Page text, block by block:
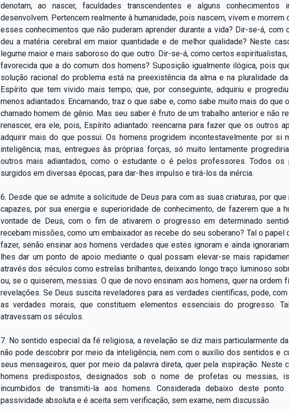
denotam, ao nascer, faculdades transcendentes e alguns conhecimentos
desenvolvem. Pertencem realmente à humanidade, pois nascem, vivem e morrem
esses conhecimentos que não puderam aprender durante a vida? Dir-se-á,
deu a matéria cerebral em maior quantidade e de melhor qualidade? Neste
legume maior e mais saboroso do que outro. Dir-se-á, como certos
favorecida que a do comum dos homens? Suposição igualmente ilógica, pois
solução racional do problema está na preexistência da alma e na pluralidade
Espírito que tem vivido mais tempo; que, por conseguinte, adquiriu e
menos adiantados. Encarnando, traz o que sabe e, como sabe muito mais do que
chamado homem de gênio. Mas seu saber é fruto de um trabalho anterior e não
renascer, era ele, pois, Espírito adiantado: reencarna para fazer que os outros
adquirir mais do que possui. Os homens progridem incontestavelmente por
inteligência; mas, entregues às próprias forças, só muito lentamente
outros mais adiantados, como o estudante o é pelos professores. Todos os
surgidos em diversas épocas, para dar-lhes impulso e tirá-los da inércia.
6. Desde que se admite a solicitude de Deus para com as suas criaturas, por
capazes, por sua energia e superioridade de conhecimento, de fazerem que a
vontade de Deus, com o fim de ativarem o progresso em determinado
recebam missões, como um embaixador as recebe do seu soberano? Tal o
fazer, senão ensinar aos homens verdades que estes ignoram e ainda
lhes dar um ponto de apoio mediante o qual possam elevar-se mais
através dos séculos como estrelas brilhantes, deixando longo traço luminoso
ou, se o quiserem, messias. O que de novo ensinam aos homens, quer na ordem
revelações. Se Deus suscita reveladores para as verdades científicas, pode,
as verdades morais, queconstituem elementos essenciais do progresso.
atravessam os séculos.
7. No sentido especial da fé religiosa, a revelação se diz mais particularmente
não pode descobrir por meio da inteligência, nem com o auxílio dos sentidos e
seus mensageiros, quer por meio da palavra direta, quer pela inspiração. Neste
homens predispostos, designados sob o nome de profetas ou messias,
incumbidos de transmiti-la aos homens. Considerada debaixo deste
passividade absoluta e é aceita sem verificação, sem exame, nem discussão.